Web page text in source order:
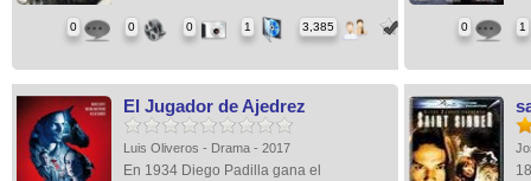
0 0 0 1 3,385 0 1
El Jugador de Ajedrez
Luis Oliveros - Drama - 2017
En 1934 Diego Padilla gana el